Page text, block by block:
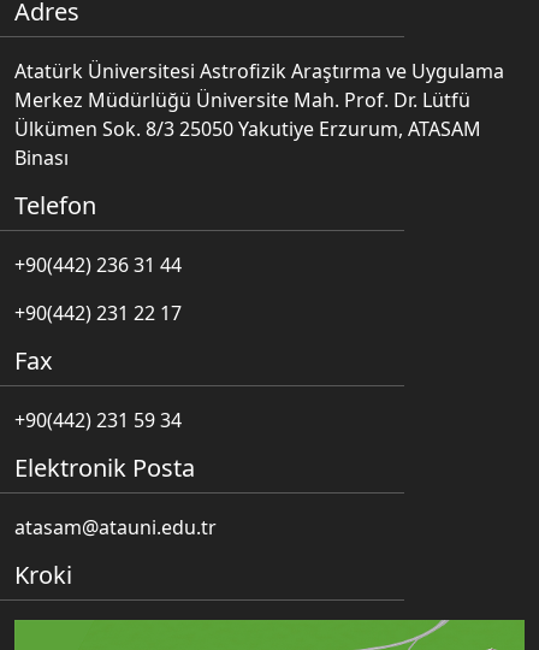
Adres
Atatürk Üniversitesi Astrofizik Araştırma ve Uygulama
Merkez Müdürlüğü Üniversite Mah. Prof. Dr. Lütfü
Ülkümen Sok. 8/3 25050 Yakutiye Erzurum, ATASAM
Binası
Telefon
+90(442) 236 31 44
+90(442) 231 22 17
Fax
+90(442) 231 59 34
Elektronik Posta
atasam@atauni.edu.tr
Kroki